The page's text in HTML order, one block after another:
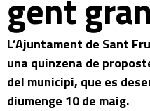
L’Ajuntament de Sant
una quinzena de
del municipi, que es
diumenge 10 de maig.